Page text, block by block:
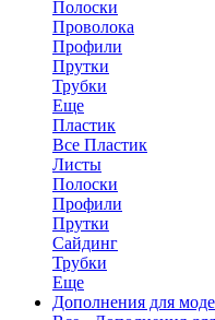
Полоски
Проволока
Профили
Прутки
Трубки
Еще
Пластик
Все Пластик
Листы
Полоски
Профили
Прутки
Сайдинг
Трубки
Еще
Дополнения для